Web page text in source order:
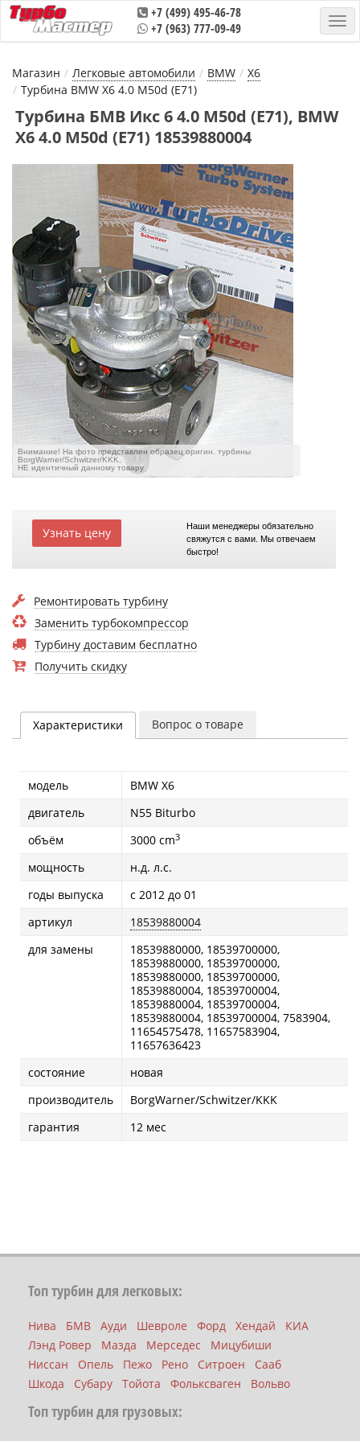
+7 (499) 495-46-78
+7 (963) 777-09-49
Магазин Легковые автомобили BMW
X6
Турбина BMW X6 4.0 M50d (E71)
Турбина БМВ Икс 6 4.0 M50d (E71), BMW
X6 4.0 M50d (E71) 18539880004
Внимание! На фото представлен образец оригин. турбины
BorgWarner/Schwitzer/KKK,
НЕ идентичный данному товару
Узнать цену
Наши менеджеры обязательно
свяжутся с вами. Мы отвечаем
быстро!
Ремонтировать турбину
Заменить турбокомпрессор
Турбину доставим бесплатно
Получить скидку
Характеристики Вопрос о товаре
модель
BMW X6
двигатель
N55 Biturbo
объём
3000 cm3
мощность
н.д. л.с.
годы выпуска
с 2012 до 01
артикул
18539880004
для замены
18539880000, 18539700000,
18539880000, 18539700000,
18539880000, 18539700000,
18539880004, 18539700004,
18539880004, 18539700004,
18539880004, 18539700004, 7583904,
11654575478, 11657583904,
11657636423
состояние
новая
производитель
BorgWarner/Schwitzer/KKK
гарантия
12 мес
Топ турбин для легковых:
Нива БМВ Ауди Шевроле Форд Хендай
КИА
Лэнд Ровер
Мазда Мерседес
Мицубиши
Ниссан
Опель Пежо Рено Ситроен
Сааб
Шкода
Субару Тойота Фольксваген Вольво
Топ турбин для грузовых: